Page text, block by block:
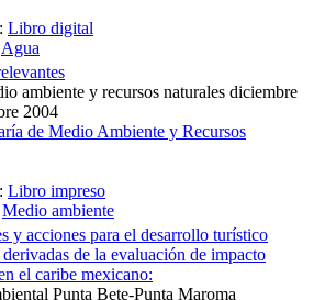
Libro digital
Agua
ambiente y recursos naturales diciembre
2004
de Medio Ambiente y Recursos
Libro impreso
Medio ambiente
y acciones para el desarrollo turístico
de la evaluación de impacto
el caribe mexicano:
Punta Bete-Punta Maroma